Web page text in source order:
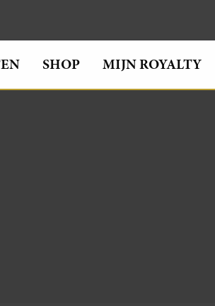
SHOP MIJN ROYALTY